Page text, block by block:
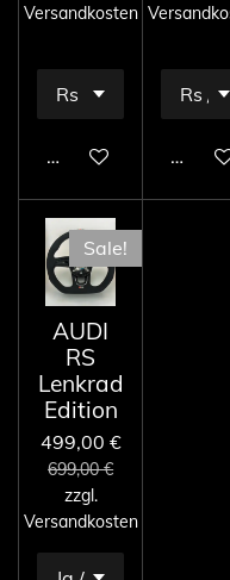
Versandkosten
In den WarenkorbIn den
Sale!
AUDI
RS
Lenkrad
Edition
499,00 €
699,00 €
zzgl.
Versandkosten